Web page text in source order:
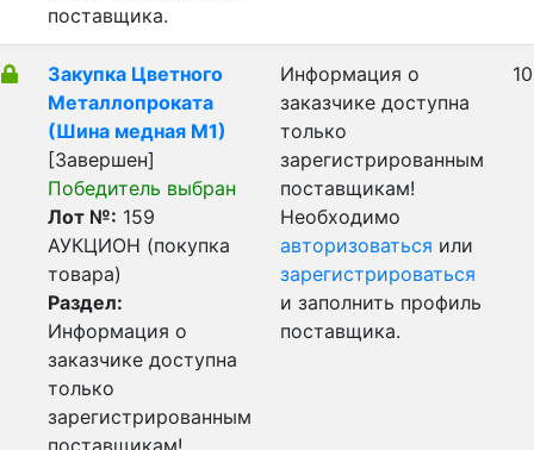
поставщика.
Закупка Цветного
Металлопроката
(Шина медная М1)
[Завершен]
Победитель выбран
Лот №: 159
АУКЦИОН (покупка
товара)
Раздел:
Информация о
заказчике доступна
только
зарегистрированным
поставщикам!
Информация о
заказчике доступна
только
зарегистрированным
поставщикам!
Необходимо
авторизоваться или
зарегистрироваться
и заполнить профиль
поставщика.